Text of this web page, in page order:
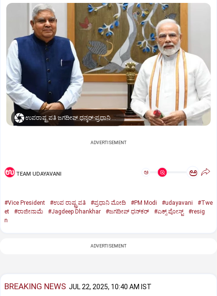
ಉಪರಾಷ್ಟ್ರಪತಿ ಜಗದೀಪ್‌ ಧನ್ಕರ್-ಪ್ರಧಾನಿ ಮೋದಿ
ADVERTISEMENT
TEAM UDAYAVANI ಅ ಅ
#Vice President #ಉಪ ರಾಷ್ಟ್ರಪತಿ #ಪ್ರಧಾನಿ ಮೋದಿ #PM Modi #udayavani
#Twe
et
#ರಾಜೀನಾಮೆ #Jagdeep Dhankhar #ಜಗದೀಪ್‌ ಧನ್‌ಕರ್‌ #ಎಕ್ಸ್‌ ಪೋಸ್ಟ್
#resig
n
ADVERTISEMENT
BREAKING NEWS JUL 22, 2025, 10:40 AM IST